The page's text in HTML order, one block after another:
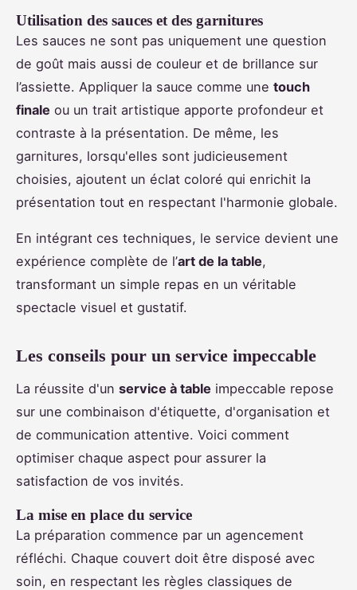
Utilisation des sauces et des garnitures
Les sauces ne sont pas uniquement une question
de goût mais aussi de couleur et de brillance sur
l’assiette. Appliquer la sauce comme une touch
finale ou un trait artistique apporte profondeur et
contraste à la présentation. De même, les
garnitures, lorsqu'elles sont judicieusement
choisies, ajoutent un éclat coloré qui enrichit la
présentation tout en respectant l'harmonie globale.
En intégrant ces techniques, le service devient une
expérience complète de l’art de la table,
transformant un simple repas en un véritable
spectacle visuel et gustatif.
Les conseils pour un service impeccable
La réussite d'un service à table impeccable repose
sur une combinaison d'étiquette, d'organisation et
de communication attentive. Voici comment
optimiser chaque aspect pour assurer la
satisfaction de vos invités.
La mise en place du service
La préparation commence par un agencement
réfléchi. Chaque couvert doit être disposé avec
soin, en respectant les règles classiques de